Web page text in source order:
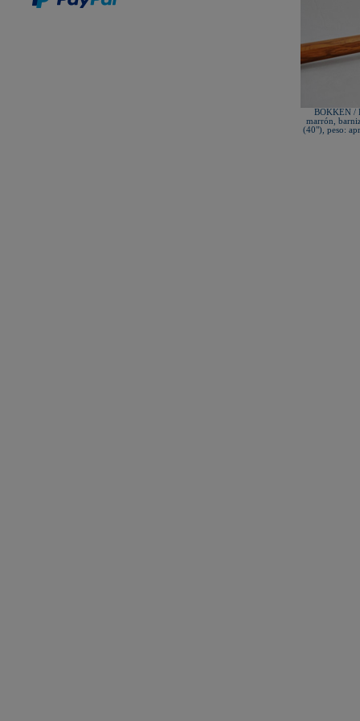
New Life Cinturón Negro
KAMIKAZE SATÍN GROSOR
BOKKEN /
marrón,
(40"), peso: